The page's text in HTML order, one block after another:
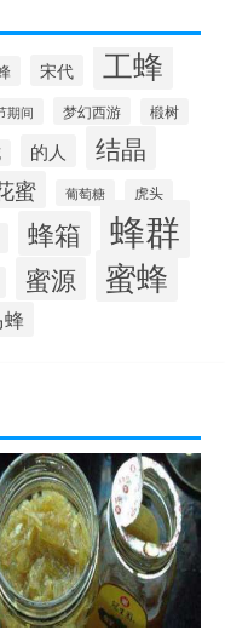
宋代 工蜂
期间 梦幻西游 椴树
的人 结晶
蜜 葡萄糖 虎头
蜂箱 蜂群
蜜源 蜜蜂
蜂